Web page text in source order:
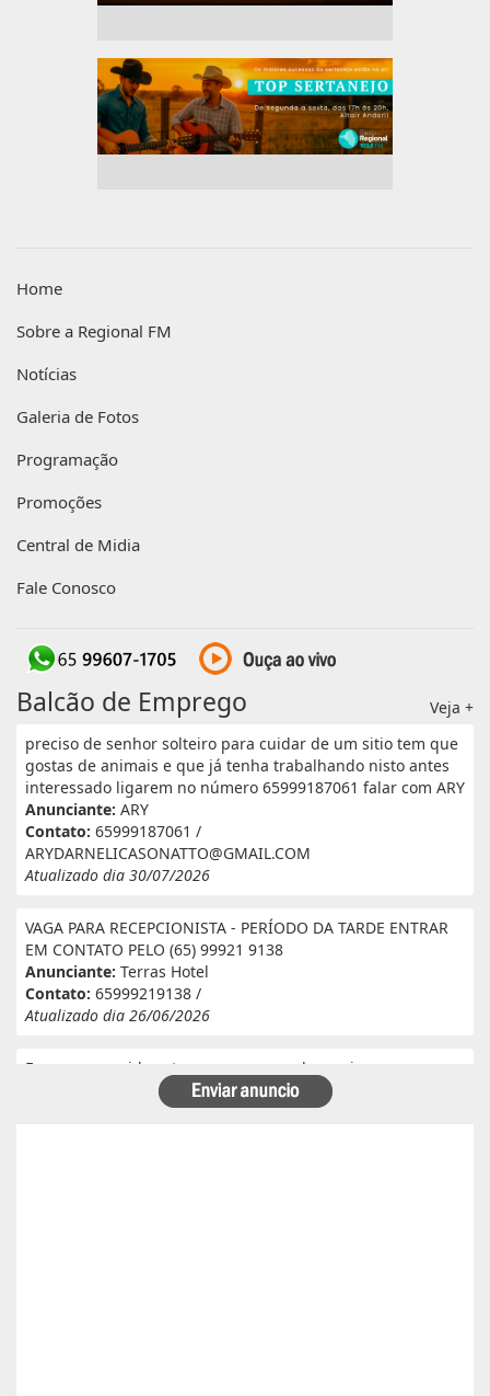
Home
Sobre a Regional FM
Notícias
Galeria de Fotos
Programação
Promoções
Central de Midia
Fale Conosco
Balcão de Emprego
Veja +
preciso de senhor solteiro para cuidar de um sitio tem que
gostas de animais e que já tenha trabalhando nisto antes
interessado ligarem no número 65999187061 falar com ARY
Anunciante: ARY
Contato: 65999187061 /
ARYDARNELICASONATTO@GMAIL.COM
Atualizado dia 30/07/2026
VAGA PARA RECEPCIONISTA - PERÍODO DA TARDE ENTRAR
EM CONTATO PELO (65) 99921 9138
Anunciante: Terras Hotel
Contato: 65999219138 /
Atualizado dia 26/06/2026
Eu e meu marido estamos a procura de serviço em
fazenda. Eu tenho experiência e referência em cantina, ele
tem experiência e referência em lavoura. Passa veneno,